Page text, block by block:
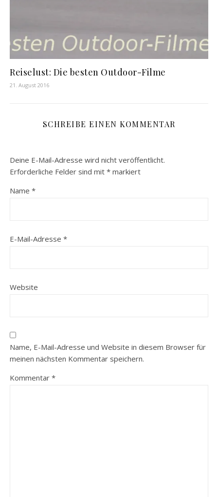
Reiselust: Die besten Outdoor-Filme
21. August 2016
SCHREIBE EINEN KOMMENTAR
Deine E-Mail-Adresse wird nicht veröffentlicht.
Erforderliche Felder sind mit * markiert
Name *
E-Mail-Adresse *
Website
Name, E-Mail-Adresse und Website in diesem Browser für
meinen nächsten Kommentar speichern.
Kommentar *